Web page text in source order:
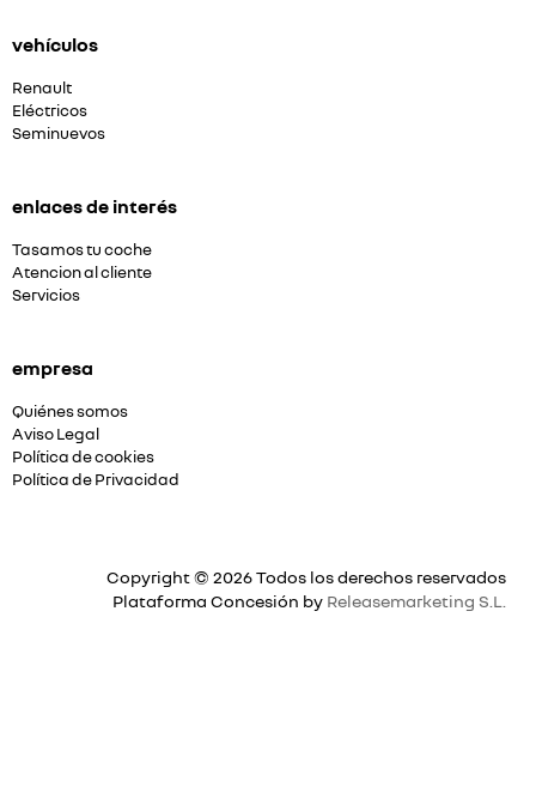
vehículos
Renault
Eléctricos
Seminuevos
enlaces de interés
Tasamos tu coche
Atencion al cliente
Servicios
empresa
Quiénes somos
Aviso Legal
Política de cookies
Política de Privacidad
Copyright © 2026 Todos los derechos reservados
Plataforma Concesión by Releasemarketing S.L.